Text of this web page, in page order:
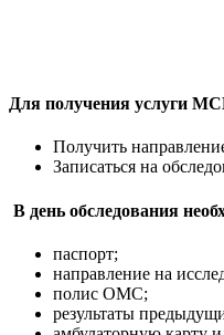
Для получения услуги
Получить
Записаться на
В день обследования
паспорт;
направление на
полис ОМС;
результаты